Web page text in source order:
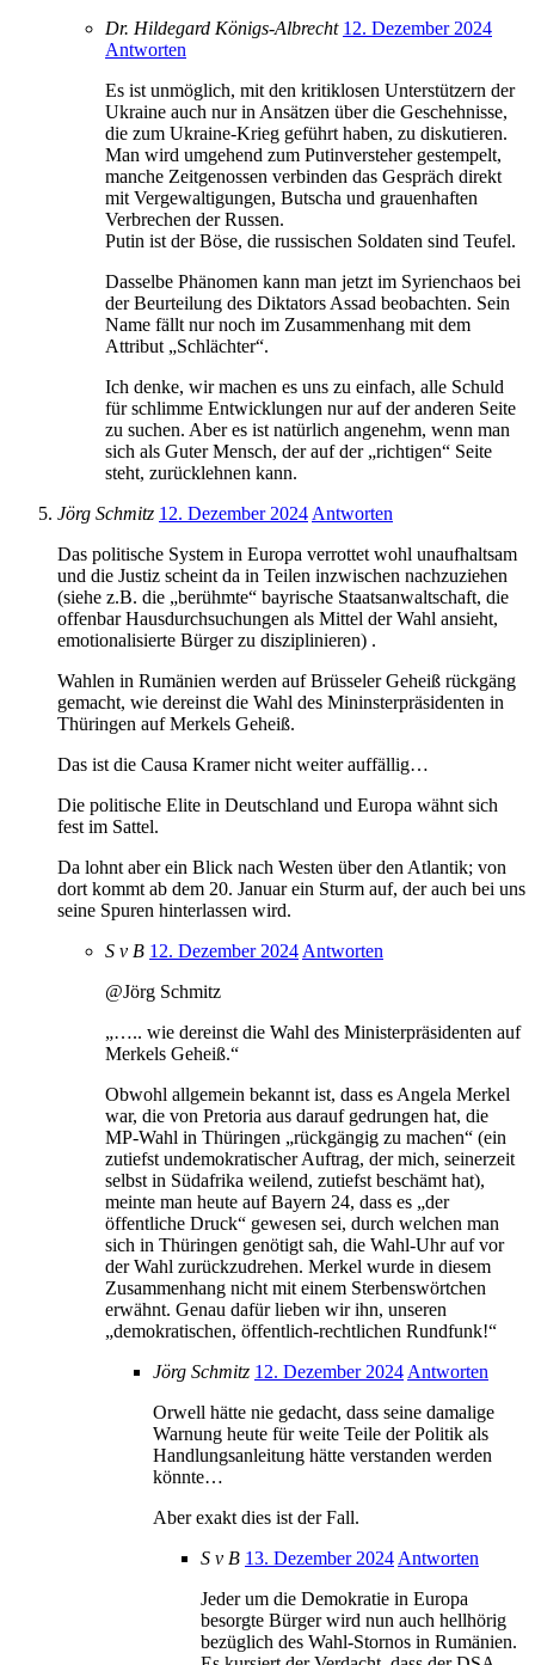
Dr. Hildegard Königs-Albrecht 12. Dezember 2024
Antworten
Es ist unmöglich, mit den kritiklosen Unterstützern der
Ukraine auch nur in Ansätzen über die Geschehnisse,
die zum Ukraine-Krieg geführt haben, zu diskutieren.
Man wird umgehend zum Putinversteher gestempelt,
manche Zeitgenossen verbinden das Gespräch direkt
mit Vergewaltigungen, Butscha und grauenhaften
Verbrechen der Russen.
Putin ist der Böse, die russischen Soldaten sind Teufel.
Dasselbe Phänomen kann man jetzt im Syrienchaos bei
der Beurteilung des Diktators Assad beobachten. Sein
Name fällt nur noch im Zusammenhang mit dem
Attribut „Schlächter“.
Ich denke, wir machen es uns zu einfach, alle Schuld
für schlimme Entwicklungen nur auf der anderen Seite
zu suchen. Aber es ist natürlich angenehm, wenn man
sich als Guter Mensch, der auf der „richtigen“ Seite
steht, zurücklehnen kann.
Jörg Schmitz 12. Dezember 2024 Antworten
Das politische System in Europa verrottet wohl unaufhaltsam
und die Justiz scheint da in Teilen inzwischen nachzuziehen
(siehe z.B. die „berühmte“ bayrische Staatsanwaltschaft, die
offenbar Hausdurchsuchungen als Mittel der Wahl ansieht,
emotionalisierte Bürger zu disziplinieren) .
Wahlen in Rumänien werden auf Brüsseler Geheiß rückgäng
gemacht, wie dereinst die Wahl des Mininsterpräsidenten in
Thüringen auf Merkels Geheiß.
Das ist die Causa Kramer nicht weiter auffällig…
Die politische Elite in Deutschland und Europa wähnt sich
fest im Sattel.
Da lohnt aber ein Blick nach Westen über den Atlantik; von
dort kommt ab dem 20. Januar ein Sturm auf, der auch bei uns
seine Spuren hinterlassen wird.
S v B 12. Dezember 2024 Antworten
@Jörg Schmitz
„….. wie dereinst die Wahl des Ministerpräsidenten auf
Merkels Geheiß.“
Obwohl allgemein bekannt ist, dass es Angela Merkel
war, die von Pretoria aus darauf gedrungen hat, die
MP-Wahl in Thüringen „rückgängig zu machen“ (ein
zutiefst undemokratischer Auftrag, der mich, seinerzeit
selbst in Südafrika weilend, zutiefst beschämt hat),
meinte man heute auf Bayern 24, dass es „der
öffentliche Druck“ gewesen sei, durch welchen man
sich in Thüringen genötigt sah, die Wahl-Uhr auf vor
der Wahl zurückzudrehen. Merkel wurde in diesem
Zusammenhang nicht mit einem Sterbenswörtchen
erwähnt. Genau dafür lieben wir ihn, unseren
„demokratischen, öffentlich-rechtlichen Rundfunk!“
Jörg Schmitz 12. Dezember 2024 Antworten
Orwell hätte nie gedacht, dass seine damalige
Warnung heute für weite Teile der Politik als
Handlungsanleitung hätte verstanden werden
könnte…
Aber exakt dies ist der Fall.
S v B 13. Dezember 2024 Antworten
Jeder um die Demokratie in Europa
besorgte Bürger wird nun auch hellhörig
bezüglich des Wahl-Stornos in Rumänien.